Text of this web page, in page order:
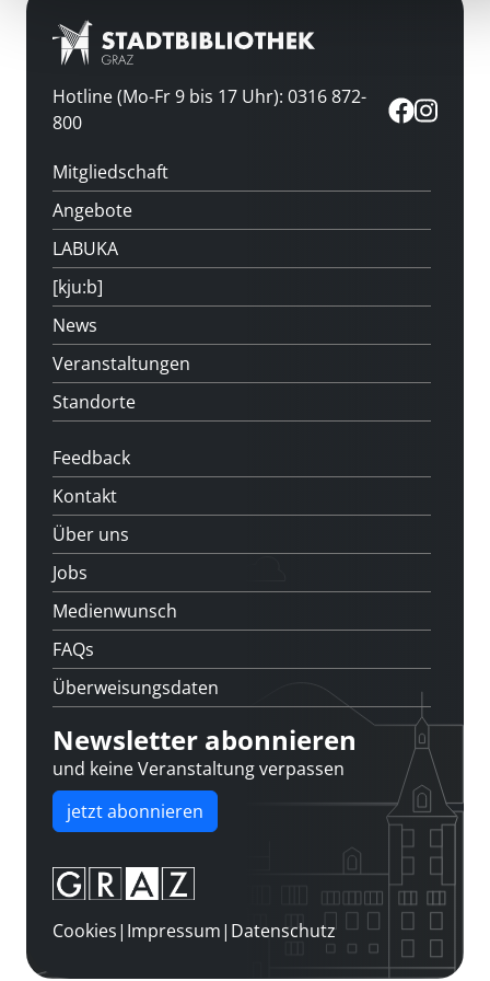
Hotline (Mo-Fr 9 bis 17 Uhr): 0316 872-
800
Mitgliedschaft
Angebote
LABUKA
[kju:b]
News
Veranstaltungen
Standorte
Feedback
Kontakt
Über uns
Jobs
Medienwunsch
FAQs
Überweisungsdaten
Newsletter abonnieren
und keine Veranstaltung verpassen
jetzt abonnieren
Cookies| Impressum| Datenschutz